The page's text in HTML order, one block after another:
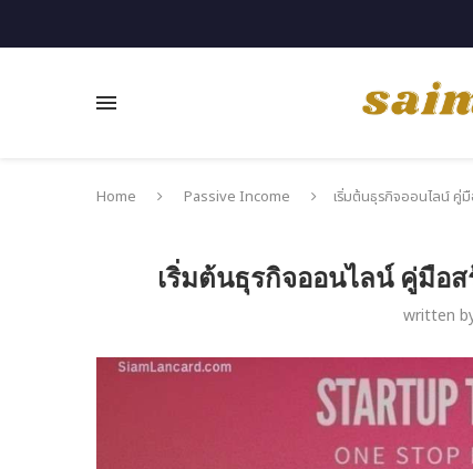
Home Passive Income
เริ่มต้นธุรกิจออนไลน์ คู่
เริ่มต้นธุรกิจออนไลน์ คู่มือ
written